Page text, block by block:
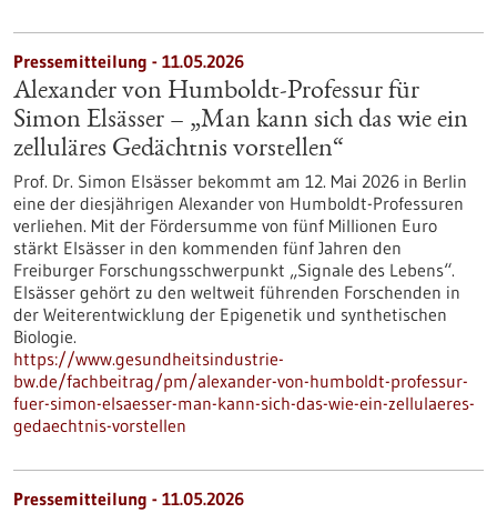
Pressemitteilung - 11.05.2026
Alexander von Humboldt-Professur für
Simon Elsässer – „Man kann sich das wie ein
zelluläres Gedächtnis vorstellen“
Prof. Dr. Simon Elsässer bekommt am 12. Mai 2026 in Berlin
eine der diesjährigen Alexander von Humboldt-Professuren
verliehen. Mit der Fördersumme von fünf Millionen Euro
stärkt Elsässer in den kommenden fünf Jahren den
Freiburger Forschungsschwerpunkt „Signale des Lebens“.
Elsässer gehört zu den weltweit führenden Forschenden in
der Weiterentwicklung der Epigenetik und synthetischen
Biologie.
https://www.gesundheitsindustrie-
bw.de/fachbeitrag/pm/alexander-von-humboldt-professur-
fuer-simon-elsaesser-man-kann-sich-das-wie-ein-zellulaeres-
gedaechtnis-vorstellen
Pressemitteilung - 11.05.2026